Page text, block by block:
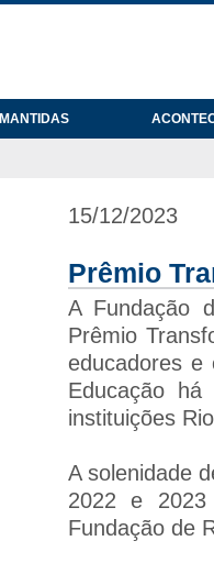
MANTIDAS
15/12/2023
Prêmio
A Fundação
Prêmio
educadores e
Educação
instituições
A solenidade
2022 e
Fundação de